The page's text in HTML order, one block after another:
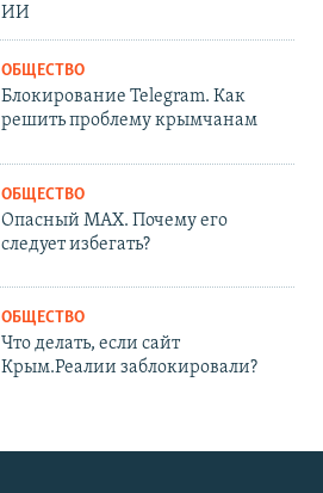
ИИ
ОБЩЕСТВО
Блокирование Telegram. Как
решить проблему крымчанам
ОБЩЕСТВО
Опасный MAX. Почему его
следует избегать?
ОБЩЕСТВО
Что делать, если сайт
Крым.Реалии заблокировали?